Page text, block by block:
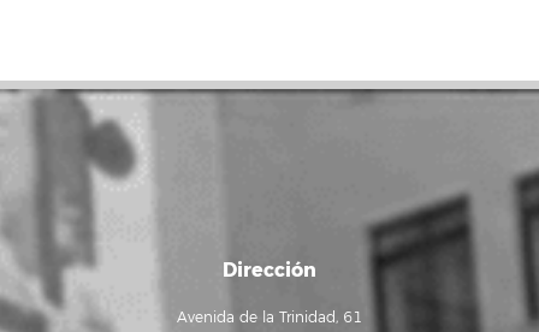
Dirección
Avenida de la Trinidad, 61